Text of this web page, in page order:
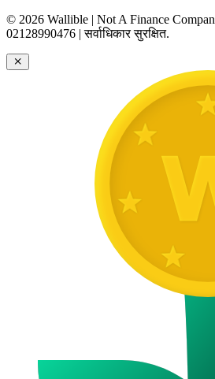
© 2026 Wallible | Not A Finance
02128990476 | सर्वाधिकार सुरक्षित.